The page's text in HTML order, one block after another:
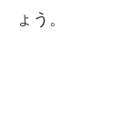
ょう。